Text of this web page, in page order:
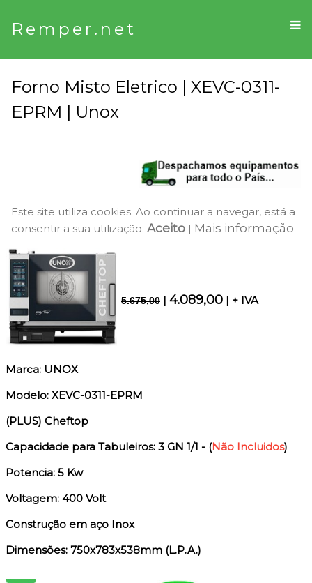
Remper.net
Forno Misto Eletrico | XEVC-0311-
EPRM | Unox
Este site utiliza cookies. Ao continuar a navegar, está a
consentir a sua utilização. Aceito | Mais informação
5.675,00 | 4.089,00 | + IVA
Marca: UNOX
Modelo: XEVC-0311-EPRM
(PLUS) Cheftop
Capacidade para Tabuleiros: 3 GN 1/1 - (Não Incluidos)
Potencia: 5 Kw
Voltagem: 400 Volt
Construção em aço Inox
Dimensões: 750x783x538mm (L.P.A.)